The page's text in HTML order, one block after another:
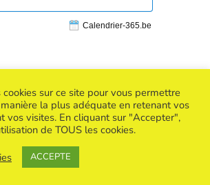
Calendrier-365.be
Success Creative Woman| Powered by
WordPress BuddyX
de confidentialité
sur ce site pour vous permettre
la plus adéquate en retenant vos
vos visites. En cliquant sur "Accepter",
de TOUS les cookies.
ACCEPTE